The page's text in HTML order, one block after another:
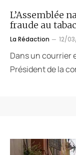
L’Assemblée
fraude au tabac
La Rédaction 12/
Dans un courrier
Président de la